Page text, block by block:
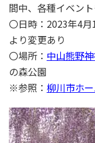
間中、各種イベント
〇日時：2023年4
より変更あり
〇場所： 中山熊野
の森公園
※参照： 柳川市ホ